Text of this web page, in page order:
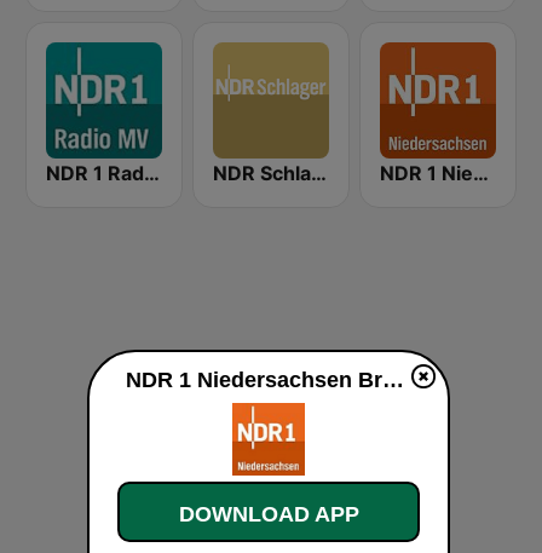
NDR 1 Radio MV NDR Schlager NDR 1 Niedersachsen Oldenburg
NDR 1 Niedersachsen Braunschweig live
DOWNLOAD APP